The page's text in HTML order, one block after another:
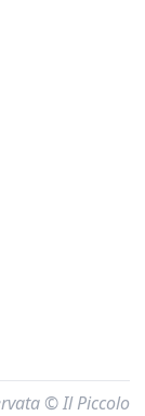
© Il Piccolo